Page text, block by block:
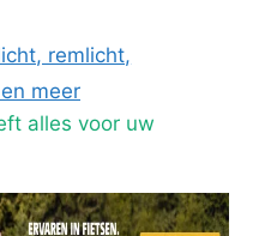
remlicht,
meer
alles voor uw